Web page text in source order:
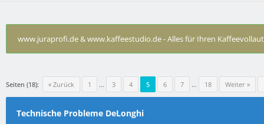
www.juraprofi.de & www.kaffeestudio.de - Alles für Ihren
Seiten (18): « Zurück 1 … 3 4 5 6 7 … 18 Weiter »
Technische Probleme DeLonghi